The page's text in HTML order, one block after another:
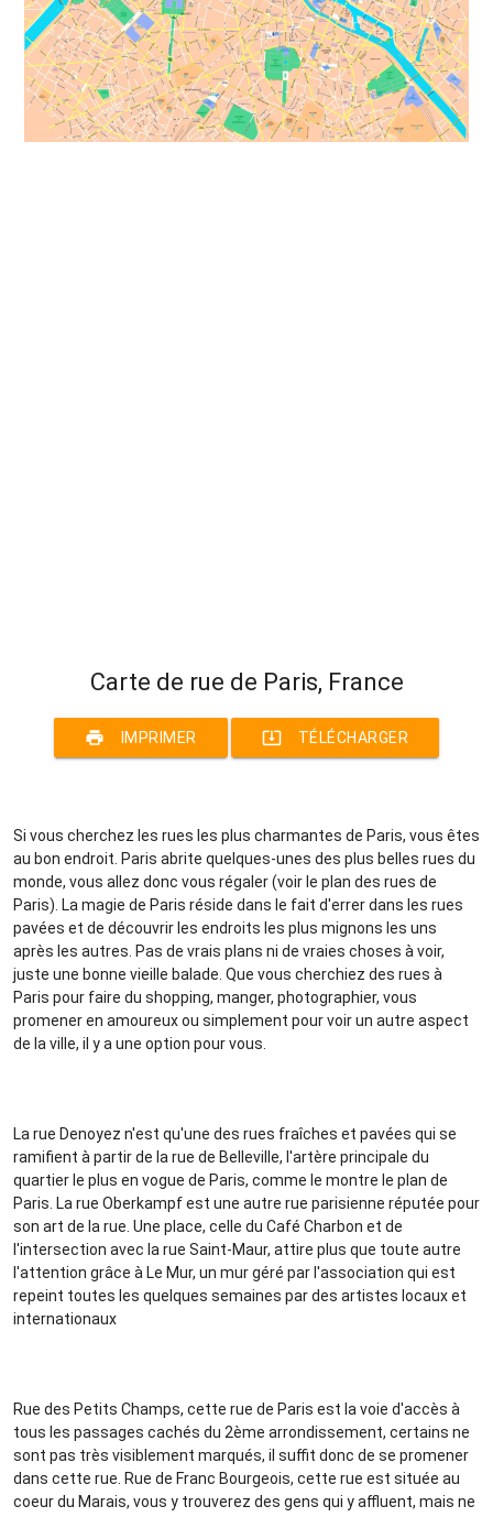
Carte de rue de Paris, France
print IMPRIMER system_update_alt TÉLÉCHARGER
Si vous cherchez les rues les plus charmantes de Paris, vous êtes
au bon endroit. Paris abrite quelques-unes des plus belles rues du
monde, vous allez donc vous régaler (voir le plan des rues de
Paris). La magie de Paris réside dans le fait d'errer dans les rues
pavées et de découvrir les endroits les plus mignons les uns
après les autres. Pas de vrais plans ni de vraies choses à voir,
juste une bonne vieille balade. Que vous cherchiez des rues à
Paris pour faire du shopping, manger, photographier, vous
promener en amoureux ou simplement pour voir un autre aspect
de la ville, il y a une option pour vous.
La rue Denoyez n'est qu'une des rues fraîches et pavées qui se
ramifient à partir de la rue de Belleville, l'artère principale du
quartier le plus en vogue de Paris, comme le montre le plan de
Paris. La rue Oberkampf est une autre rue parisienne réputée pour
son art de la rue. Une place, celle du Café Charbon et de
l'intersection avec la rue Saint-Maur, attire plus que toute autre
l'attention grâce à Le Mur, un mur géré par l'association qui est
repeint toutes les quelques semaines par des artistes locaux et
internationaux
Rue des Petits Champs, cette rue de Paris est la voie d'accès à
tous les passages cachés du 2ème arrondissement, certains ne
sont pas très visiblement marqués, il suffit donc de se promener
dans cette rue. Rue de Franc Bourgeois, cette rue est située au
coeur du Marais, vous y trouverez des gens qui y affluent, mais ne